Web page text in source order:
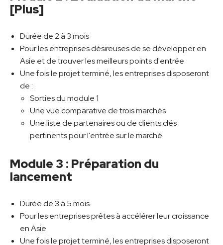
[Plus]
Durée de 2 à 3 mois
Pour les entreprises désireuses de se développer en
Asie et de trouver les meilleurs points d'entrée
Une fois le projet terminé, les entreprises disposeront
de :
Sorties du module 1
Une vue comparative de trois marchés
Une liste de partenaires ou de clients clés
pertinents pour l'entrée sur le marché
Module 3 : Préparation du
lancement
Durée de 3 à 5 mois
Pour les entreprises prêtes à accélérer leur croissance
en Asie
Une fois le projet terminé, les entreprises disposeront